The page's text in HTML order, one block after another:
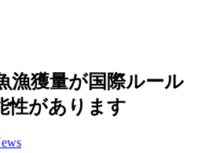
漁獲量が国際ルール
性があります